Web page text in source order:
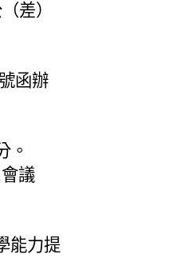
差）
函辦
。
議
能力提